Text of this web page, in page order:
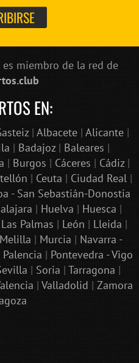
es miembro de la red de
EN:
| Albacete| Alicante|
| Badajoz| Baleares |
| Burgos | Cáceres | Cádiz|
| Ceuta | Ciudad Real|
- San Sebastián-Donostia
| Huelva | Huesca |
Las Palmas | León | Lleida |
Melilla | Murcia | Navarra -
Palencia | Pontevedra - Vigo
| Soria | Tarragona |
| Valladolid | Zamora